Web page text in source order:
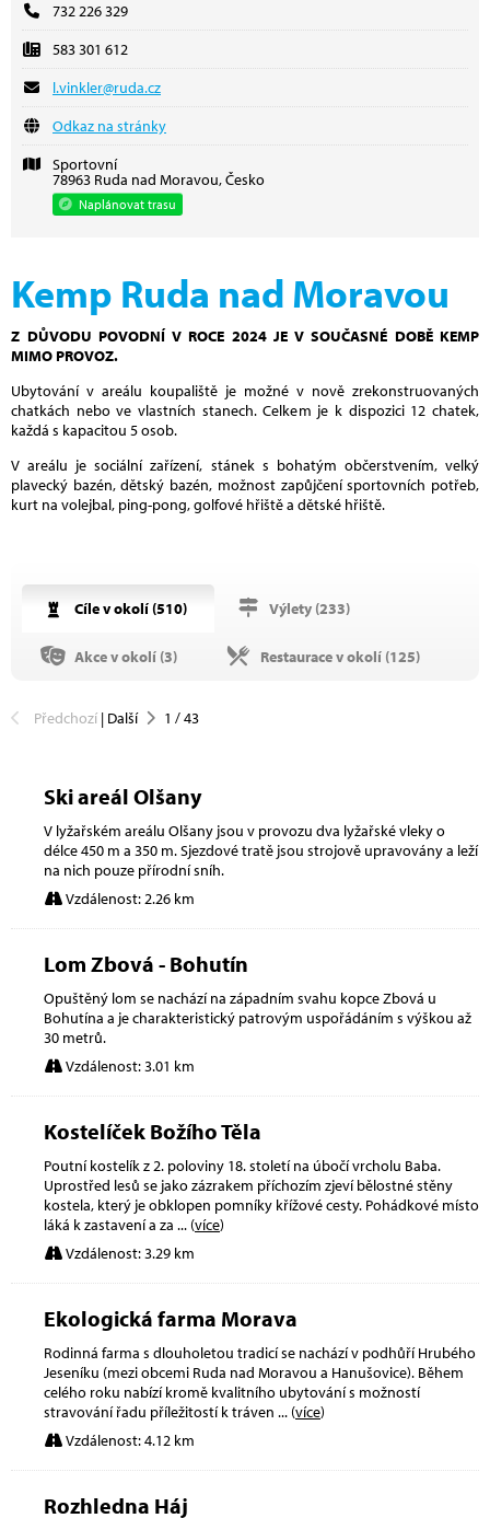
732 226 329
583 301 612
l.vinkler@ruda.cz
Odkaz na stránky
Sportovní
78963 Ruda nad Moravou, Česko
Naplánovat trasu
Kemp Ruda nad Moravou
Z DŮVODU POVODNÍ V ROCE 2024 JE V SOUČASNÉ DOBĚ KEMP
MIMO PROVOZ.
Ubytování v areálu koupaliště je možné v nově zrekonstruovaných
chatkách nebo ve vlastních stanech. Celkem je k dispozici 12 chatek,
každá s kapacitou 5 osob.
V areálu je sociální zařízení, stánek s bohatým občerstvením, velký
plavecký bazén, dětský bazén, možnost zapůjčení sportovních potřeb,
kurt na volejbal, ping-pong, golfové hřiště a dětské hřiště.
Cíle v okolí (510) Výlety (233)
Akce v okolí (3) Restaurace v okolí (125)
Předchozí | Další 1 /43
Ski areál Olšany
V lyžařském areálu Olšany jsou v provozu dva lyžařské vleky o
délce 450 m a 350 m. Sjezdové tratě jsou strojově upravovány a leží
na nich pouze přírodní sníh.
Vzdálenost: 2.26 km
Lom Zbová - Bohutín
Opuštěný lom se nachází na západním svahu kopce Zbová u
Bohutína a je charakteristický patrovým uspořádáním s výškou až
30 metrů.
Vzdálenost: 3.01 km
Kostelíček Božího Těla
Poutní kostelík z 2. poloviny 18. století na úbočí vrcholu Baba.
Uprostřed lesů se jako zázrakem příchozím zjeví bělostné stěny
kostela, který je obklopen pomníky křížové cesty. Pohádkové místo
láká k zastavení a za ... (více)
Vzdálenost: 3.29 km
Ekologická farma Morava
Rodinná farma s dlouholetou tradicí se nachází v podhůří Hrubého
Jeseníku (mezi obcemi Ruda nad Moravou a Hanušovice). Během
celého roku nabízí kromě kvalitního ubytování s možností
stravování řadu příležitostí k tráven ... (více)
Vzdálenost: 4.12 km
Rozhledna Háj